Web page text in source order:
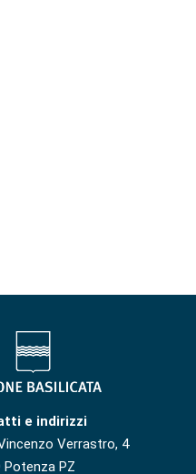
e indirizzi
Verrastro, 4
Potenza PZ